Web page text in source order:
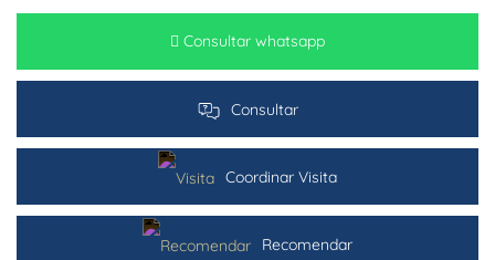
Consultar whatsapp
Consultar
Coordinar Visita
Recomendar